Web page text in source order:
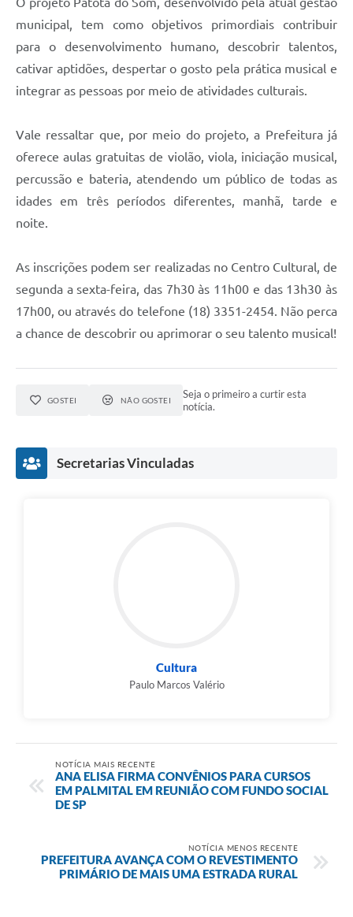
municipal, tem como objetivos primordiais contribuir
para o desenvolvimento humano, descobrir talentos,
cativar aptidões, despertar o gosto pela prática musical e
integrar as pessoas por meio de atividades culturais.
Vale ressaltar que, por meio do projeto, a Prefeitura já
oferece aulas gratuitas de violão, viola, iniciação musical,
percussão e bateria, atendendo um público de todas as
idades em três períodos diferentes, manhã, tarde e
noite.
As inscrições podem ser realizadas no Centro Cultural, de
segunda a sexta-feira, das 7h30 às 11h00 e das 13h30 às
17h00, ou através do telefone (18) 3351-2454. Não perca
a chance de descobrir ou aprimorar o seu talento musical!
GOSTEI NÃO GOSTEI
Seja o primeiro a curtir esta
notícia.
Secretarias Vinculadas
Cultura
Paulo Marcos Valério
NOTÍCIA MAIS RECENTE
ANA ELISA FIRMA CONVÊNIOS PARA CURSOS
EM PALMITAL EM REUNIÃO COM FUNDO SOCIAL
DE SP
NOTÍCIA MENOS RECENTE
PREFEITURA AVANÇA COM O REVESTIMENTO
PRIMÁRIO DE MAIS UMA ESTRADA RURAL